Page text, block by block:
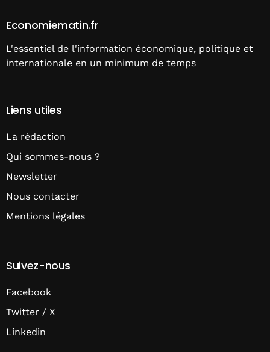
Economiematin.fr
L'essentiel de l'information économique, politique et
internationale en un minimum de temps
Liens utiles
La rédaction
Qui sommes-nous ?
Newsletter
Nous contacter
Mentions légales
Suivez-nous
Facebook
Twitter / X
Linkedin